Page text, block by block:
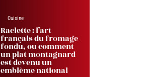
Cuisine
Raclette : l’art
français du fromage
fondu, ou comment
un plat montagnard
est devenu un
emblème national